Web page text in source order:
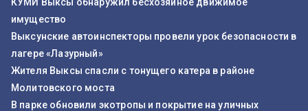
имущество
Выксунские автоинспекторы провели урок безопасности в
лагере «Лазурный»
Жителя Выксы спасли с тонущего катера в районе
Молитовского моста
В парке обновили экотропы и покрытие на уличных